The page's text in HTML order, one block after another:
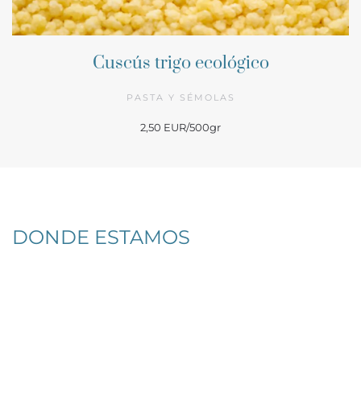
Cuscús trigo ecológico
PASTA Y SÉMOLAS
2,50 EUR/500gr
DONDE ESTAMOS